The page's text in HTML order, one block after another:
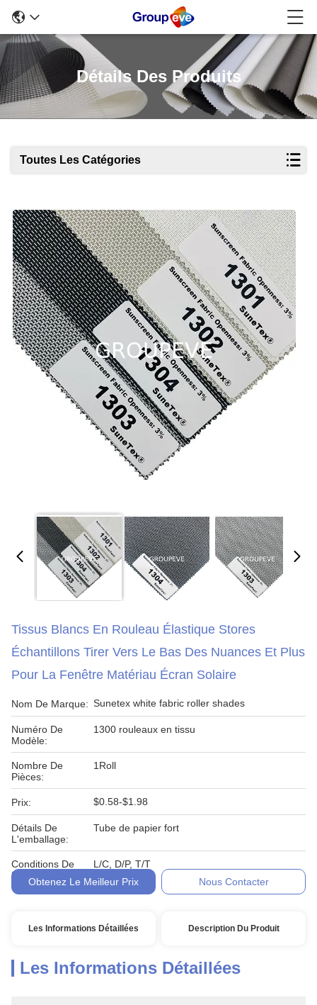
Détails Des Produits
Toutes Les Catégories
Tissus Blancs En Rouleau Élastique Stores
Échantillons Tirer Vers Le Bas Des Nuances Et Plus
Pour La Fenêtre Matériau Écran Solaire
Nom De Marque: Sunetex white fabric roller shades
Numéro De
Modèle:
1300 rouleaux en tissu
Nombre De
Pièces:
1Roll
Prix: $0.58-$1.98
Détails De
L'emballage:
Tube de papier fort
Conditions De
Paiement:
L/C, D/P, T/T
Obtenez Le Meilleur Prix
Nous Contacter
Les Informations Détaillées Description Du Produit
Les Informations Détaillées